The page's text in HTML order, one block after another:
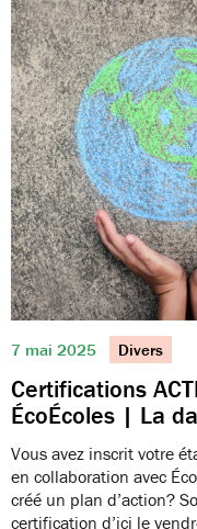
7 mai 2025 Divers
Certifications
ÉcoÉcoles | La
Vous avez inscrit votre
en collaboration avec
créé un plan d’action?
certification d’ici le